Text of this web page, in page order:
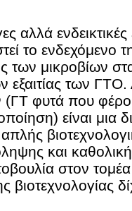
αλλά
το
των μικροβίων
εξαιτίας των
φυτά που
είναι μια
και
στον
βιοτεχνολογίας